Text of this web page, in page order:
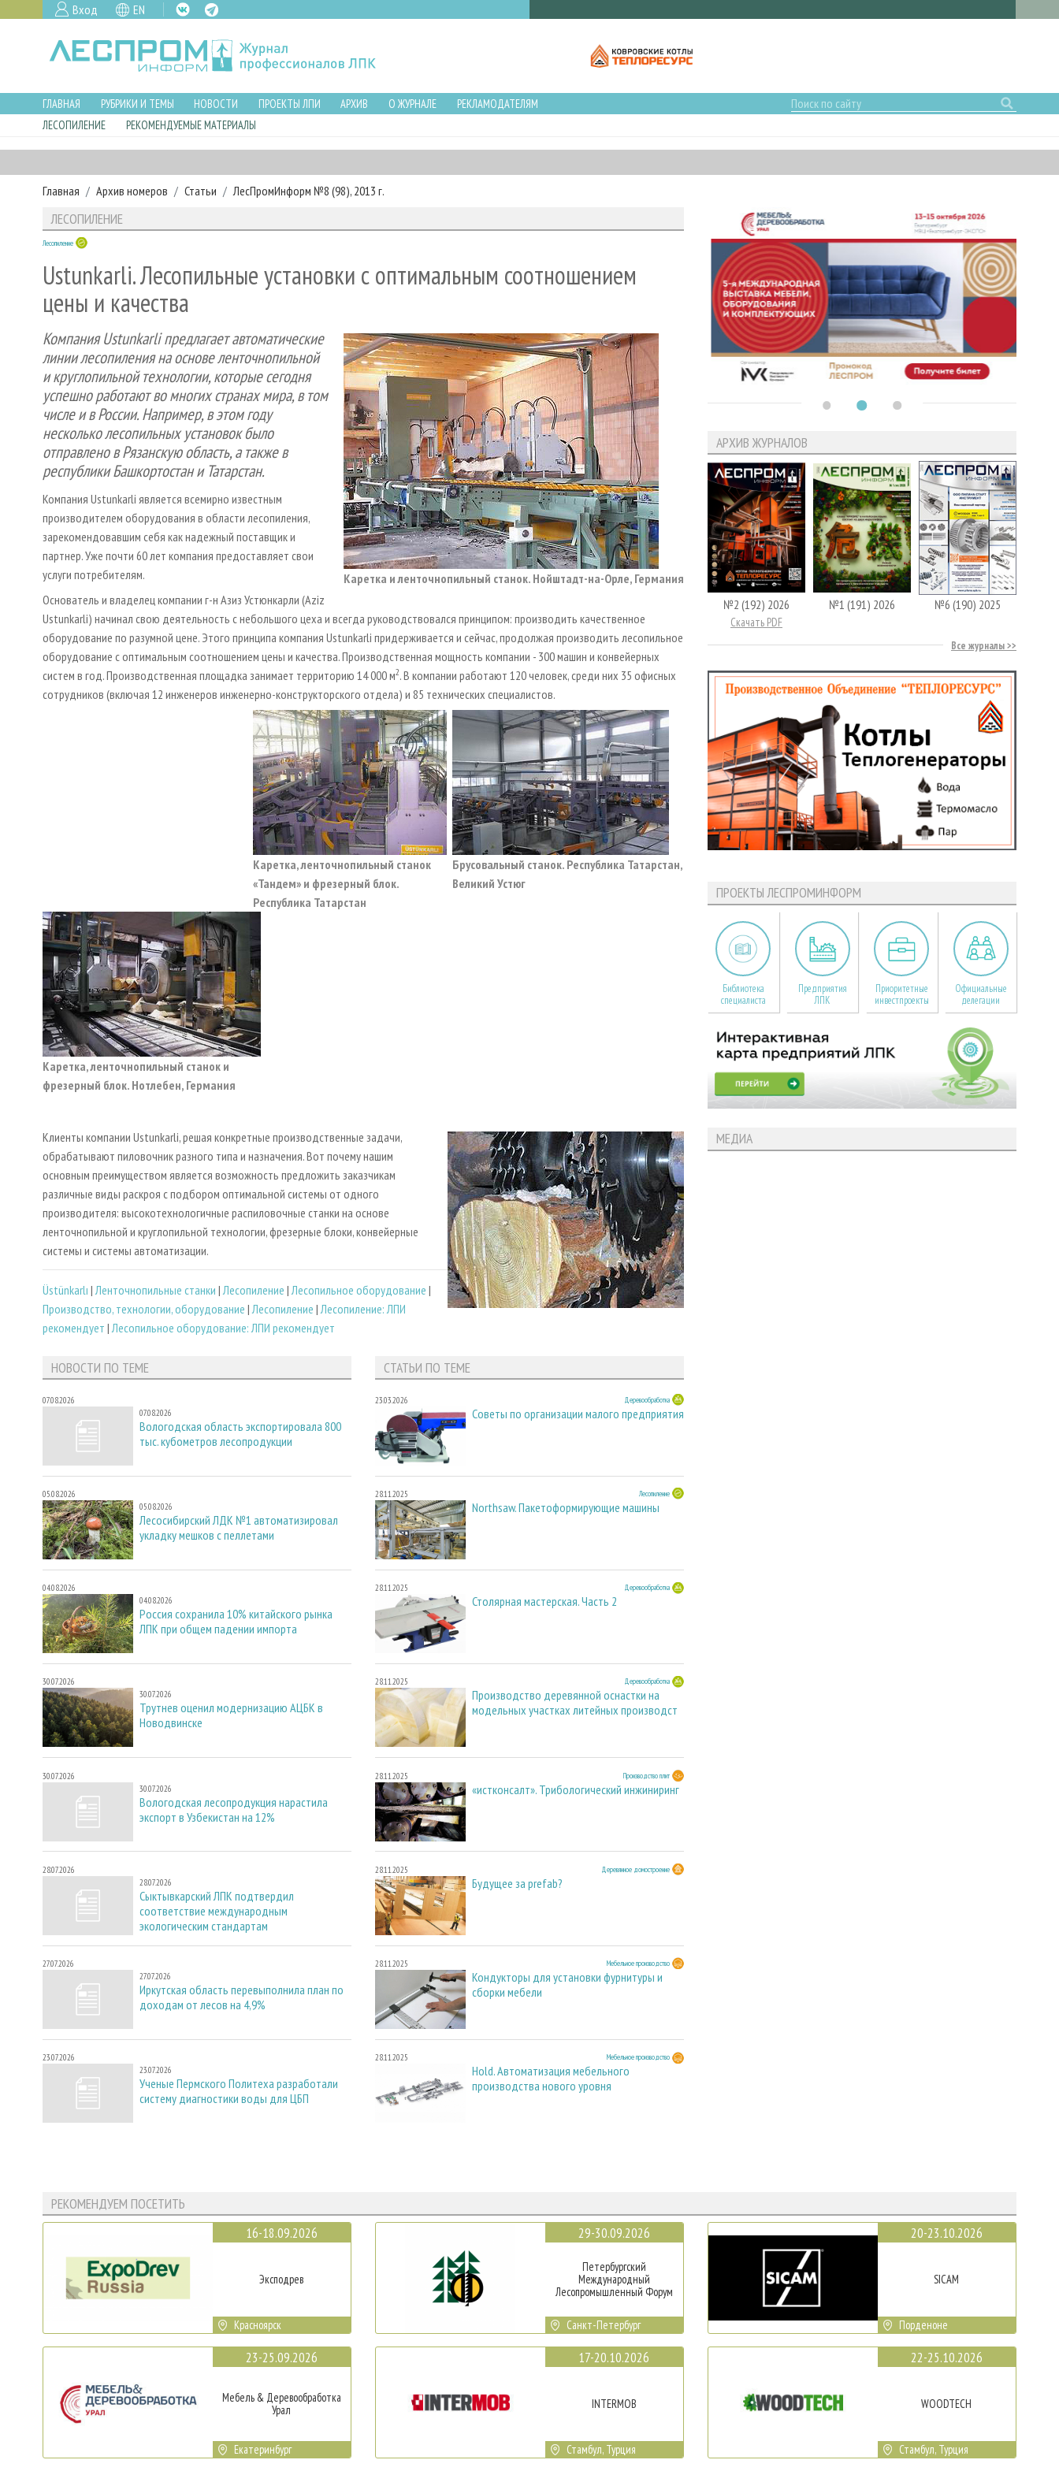
Вход EN
ГЛАВНАЯ РУБРИКИ И ТЕМЫ НОВОСТИ ПРОЕКТЫ ЛПИ АРХИВ О ЖУРНАЛЕ
РЕКЛАМОДАТЕЛЯМ
ЛЕСОПИЛЕНИЕ
РЕКОМЕНДУЕМЫЕ МАТЕРИАЛЫ
Главная Архив номеров Статьи ЛесПромИнформ №8 (98), 2013 г.
ЛЕСОПИЛЕНИЕ
Лесопиление
Ustunkarli. Лесопильные установки с оптимальным соотношением
цены и качества
Каретка и ленточнопильный станок. Нойштадт-на-Орле, Германия
Компания Ustunkarli предлагает автоматические
линии лесопиления на основе ленточнопильной
и круглопильной технологии, которые сегодня
успешно работают во многих странах мира, в том
числе и в России. Например, в этом году
несколько лесопильных установок было
отправлено в Рязанскую область, а также в
республики Башкортостан и Татарстан.
Компания Ustunkarli является всемирно известным
производителем оборудования в области лесопиления,
зарекомендовавшим себя как надежный поставщик и
партнер. Уже почти 60 лет компания предоставляет свои
услуги потребителям.
Основатель и владелец компании г-н Азиз Устюнкарли (Aziz
Ustunkarli) начинал свою деятельность с небольшого цеха и всегда руководствовался принципом: производить качественное
оборудование по разумной цене. Этого принципа компания Ustunkarli придерживается и сейчас, продолжая производить лесопильное
оборудование с оптимальным соотношением цены и качества. Производственная мощность компании - 300 машин и конвейерных
систем в год. Производственная площадка занимает территорию 14 000 м2. В компании работают 120 человек, среди них 35 офисных
сотрудников (включая 12 инженеров инженерно-конструкторского отдела) и 85 технических специалистов.
Брусовальный станок. Республика Татарстан,
Великий Устюг
Каретка, ленточнопильный станок
«Тандем» и фрезерный блок.
Республика Татарстан
Каретка, ленточнопильный станок и
фрезерный блок. Нотлебен, Германия
Клиенты компании Ustunkarli, решая конкретные производственные задачи,
обрабатывают пиловочник разного типа и назначения. Вот почему нашим
основным преимуществом является возможность предложить заказчикам
различные виды раскроя с подбором оптимальной системы от одного
производителя: высокотехнологичные распиловочные станки на основе
ленточнопильной и круглопильной технологии, фрезерные блоки, конвейерные
системы и системы автоматизации.
Üstünkarlı |Ленточнопильные станки |Лесопиление |Лесопильное оборудование |
Производство, технологии, оборудование |Лесопиление |Лесопиление: ЛПИ
рекомендует |Лесопильное оборудование: ЛПИ рекомендует
НОВОСТИ ПО ТЕМЕ
07.08.2026
07.08.2026
Вологодская область экспортировала 800
тыс. кубометров лесопродукции
05.08.2026
05.08.2026
Лесосибирский ЛДК №1 автоматизировал
укладку мешков с пеллетами
04.08.2026
04.08.2026
Россия сохранила 10% китайского рынка
ЛПК при общем падении импорта
30.07.2026
30.07.2026
Трутнев оценил модернизацию АЦБК в
Новодвинске
30.07.2026
30.07.2026
Вологодская лесопродукция нарастила
экспорт в Узбекистан на 12%
28.07.2026
28.07.2026
Сыктывкарский ЛПК подтвердил
соответствие международным
экологическим стандартам
27.07.2026
27.07.2026
Иркутская область перевыполнила план по
доходам от лесов на 4,9%
23.07.2026
23.07.2026
Ученые Пермского Политеха разработали
систему диагностики воды для ЦБП
СТАТЬИ ПО ТЕМЕ
23.03.2026 Деревообработка
Советы по организации малого предприятия
28.11.2025 Лесопиление
Northsaw. Пакетоформирующие машины
28.11.2025 Деревообработка
Столярная мастерская. Часть 2
28.11.2025 Деревообработка
Производство деревянной оснастки на
модельных участках литейных производст
28.11.2025 Производство плит
«истконсалт». Трибологический инжиниринг
28.11.2025 Деревянное домостроение
Будущее за prefab?
28.11.2025 Мебельное производство
Кондукторы для установки фурнитуры и
сборки мебели
28.11.2025 Мебельное производство
Hold. Автоматизация мебельного
производства нового уровня
АРХИВ ЖУРНАЛОВ
№2 (192) 2026
Скачать PDF
№1 (191) 2026 №6 (190) 2025
Все журналы
ПРОЕКТЫ ЛЕСПРОМИНФОРМ
Библиотека
специалиста
Предприятия
ЛПК
Приоритетные
инвестпроекты
Официальные
делегации
МЕДИА
РЕКОМЕНДУЕМ ПОСЕТИТЬ
16-18.09.2026
Эксподрев
Красноярск
23-25.09.2026
Мебель & Деревообработка
Урал
Екатеринбург
29-30.09.2026
Петербургский
Международный
Лесопромышленный Форум
Санкт-Петербург
17-20.10.2026
INTERMOB
Стамбул, Турция
20-23.10.2026
SICAM
Порденоне
22-25.10.2026
WOODTECH
Стамбул, Турция